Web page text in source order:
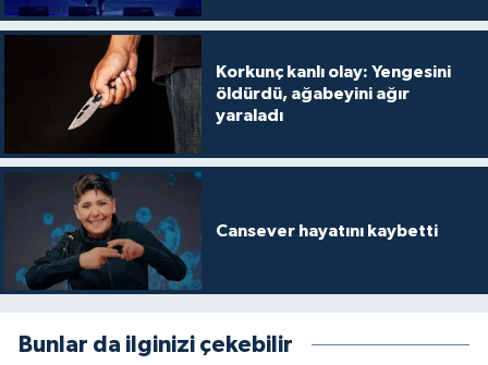
Korkunç kanlı olay: Yengesini
öldürdü, ağabeyini ağır
yaraladı
Cansever hayatını kaybetti
Bunlar da ilginizi çekebilir